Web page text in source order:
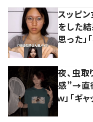
スッピ
をした
思った」
夜、虫
感”→直
ｗ」「ギ